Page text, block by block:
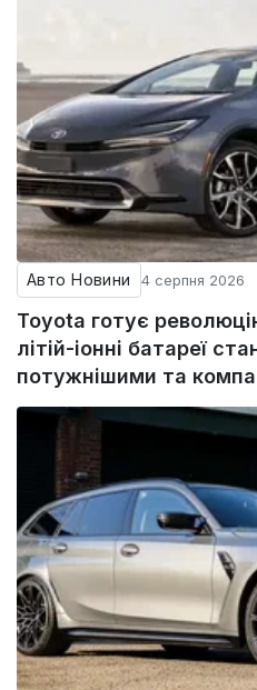
Авто Новини 4 серпня 2026
Toyota готує
літій-іонні батареї
потужнішими та